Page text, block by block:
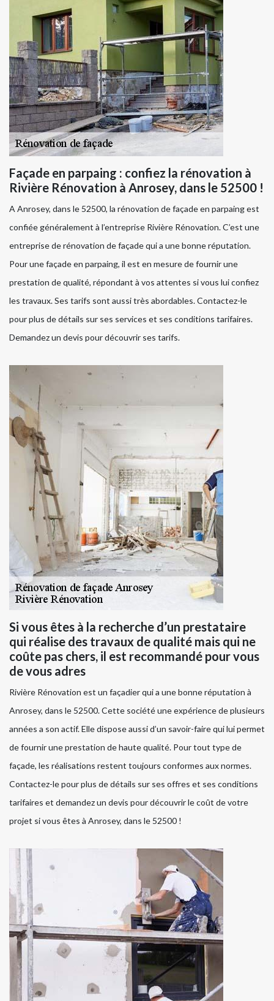
Façade en parpaing : confiez la rénovation à
Rivière Rénovation à Anrosey, dans le 52500 !
A Anrosey, dans le 52500, la rénovation de façade en parpaing est
confiée généralement à l’entreprise Rivière Rénovation. C’est une
entreprise de rénovation de façade qui a une bonne réputation.
Pour une façade en parpaing, il est en mesure de fournir une
prestation de qualité, répondant à vos attentes si vous lui confiez
les travaux. Ses tarifs sont aussi très abordables. Contactez-le
pour plus de détails sur ses services et ses conditions tarifaires.
Demandez un devis pour découvrir ses tarifs.
Si vous êtes à la recherche d’un prestataire
qui réalise des travaux de qualité mais qui ne
coûte pas chers, il est recommandé pour vous
de vous adres
Rivière Rénovation est un façadier qui a une bonne réputation à
Anrosey, dans le 52500. Cette société une expérience de plusieurs
années a son actif. Elle dispose aussi d’un savoir-faire qui lui permet
de fournir une prestation de haute qualité. Pour tout type de
façade, les réalisations restent toujours conformes aux normes.
Contactez-le pour plus de détails sur ses offres et ses conditions
tarifaires et demandez un devis pour découvrir le coût de votre
projet si vous êtes à Anrosey, dans le 52500 !